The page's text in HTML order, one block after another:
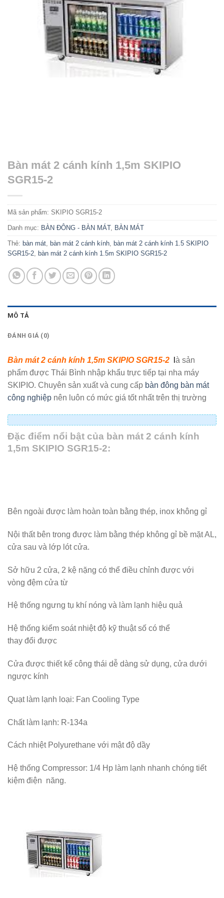
Bàn mát 2 cánh kính 1,5m SKIPIO
SGR15-2
Mã sản phẩm: SKIPIO SGR15-2
Danh mục: BÀN ĐÔNG - BÀN MÁT, BÀN MÁT
Thẻ: bàn mát, bàn mát 2 cánh kính, bàn mát 2 cánh kính 1.5 SKIPIO
SGR15-2, bàn mát 2 cánh kính 1.5m SKIPIO SGR15-2
MÔ TẢ
ĐÁNH GIÁ (0)
Bàn mát 2 cánh kính 1,5m SKIPIO SGR15-2
à sản
phẩm được Thái Bình nhập khẩu trực tiếp tại nha máy
SKIPIO. Chuyên sản xuất và cung cấp bàn đông bàn mát
công nghiệp nên luôn có mức giá tốt nhất trên thị trường
Đặc điểm nổi bật của bàn mát 2 cánh kính
1,5m SKIPIO SGR15-2:
Bên ngoài được làm hoàn toàn bằng thép, inox không gỉ
Nội thất bên trong được làm bằng thép không gỉ bề mặt AL,
cửa sau và lớp lót cửa.
Sở hữu 2 cửa, 2 kệ nặng có thể điều chỉnh được với
vòng đệm cửa từ
Hệ thống ngưng tụ khí nóng và làm lạnh hiệu quả
Hệ thống kiểm soát nhiệt độ kỹ thuật số có thể
thay đổi được
Cửa được thiết kế công thái dễ dàng sử dụng, cửa dưới
ngược kính
Quạt làm lạnh loại: Fan Cooling Type
Chất làm lạnh: R-134a
Cách nhiệt Polyurethane với mật độ dầy
Hệ thống Compressor: 1/4 Hp làm lạnh nhanh chóng tiết
kiệm điện năng.